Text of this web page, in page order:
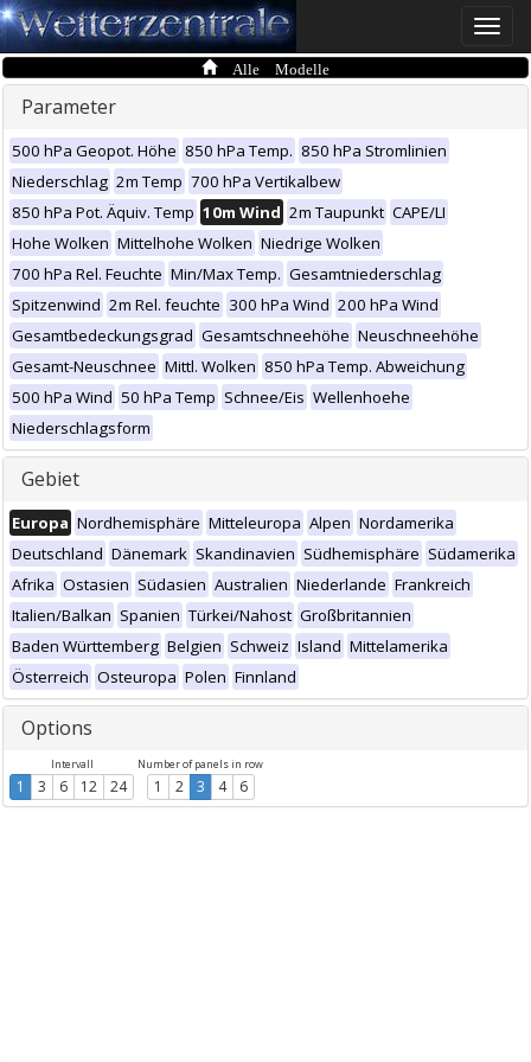
Toggle
Alle Modelle
Parameter
500 hPa Geopot. Höhe 850 hPa Temp. 850 hPa Stromlinien
Niederschlag 2m Temp 700 hPa Vertikalbew
850 hPa Pot. Äquiv. Temp 10m Wind 2m Taupunkt CAPE/LI
Hohe Wolken Mittelhohe Wolken Niedrige Wolken
700 hPa Rel. Feuchte Min/Max Temp. Gesamtniederschlag
Spitzenwind 2m Rel. feuchte 300 hPa Wind 200 hPa Wind
Gesamtbedeckungsgrad Gesamtschneehöhe Neuschneehöhe
Gesamt-Neuschnee Mittl. Wolken 850 hPa Temp. Abweichung
500 hPa Wind 50 hPa Temp Schnee/Eis Wellenhoehe
Niederschlagsform
Gebiet
Europa Nordhemisphäre Mitteleuropa Alpen Nordamerika
Deutschland Dänemark Skandinavien Südhemisphäre Südamerika
Afrika Ostasien Südasien Australien Niederlande Frankreich
Italien/Balkan Spanien Türkei/Nahost Großbritannien
Baden Württemberg Belgien Schweiz Island Mittelamerika
Österreich Osteuropa Polen Finnland
Options
Intervall
1 3 6 12 24
Number of panels in row
1 2 3 4 6